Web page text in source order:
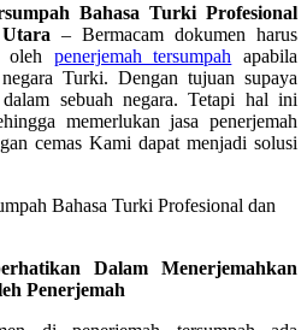
Bahasa Turki Profesional
– Bermacam dokumen harus
oleh penerjemah tersumpah apabila
Turki. Dengan tujuan supaya
sebuah negara. Tetapi hal ini
memerlukan jasa penerjemah
cemas Kami dapat menjadi solusi
Dalam Menerjemahkan
Penerjemah